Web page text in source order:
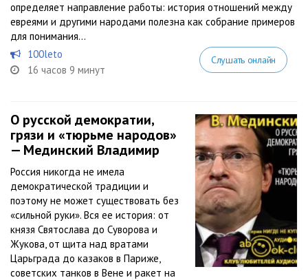
определяет направление работы: история отношений между
евреями и другими народами полезна как собрание примеров
для понимания...
100leto
16 часов 9 минут
Слушать онлайн
О русской демократии,
грязи и «тюрьме народов»
— Мединский Владимир
Россия никогда не имела
демократической традиции и
поэтому не может существовать без
«сильной руки». Вся ее история: от
князя Святослава до Суворова и
Жукова, от щита над вратами
Царьграда до казаков в Париже,
советских танков в Вене и ракет на